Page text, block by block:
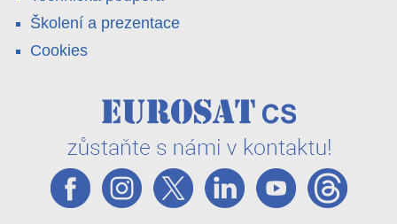
Školení a prezentace
Cookies